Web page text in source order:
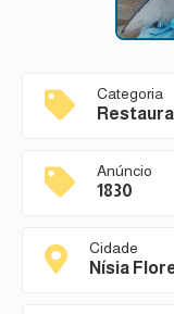
Categoria
Anúncio
1830
Cidade
Nísia